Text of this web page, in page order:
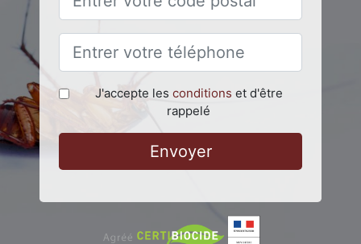
J'accepte les conditions et d'être
rappelé
Envoyer